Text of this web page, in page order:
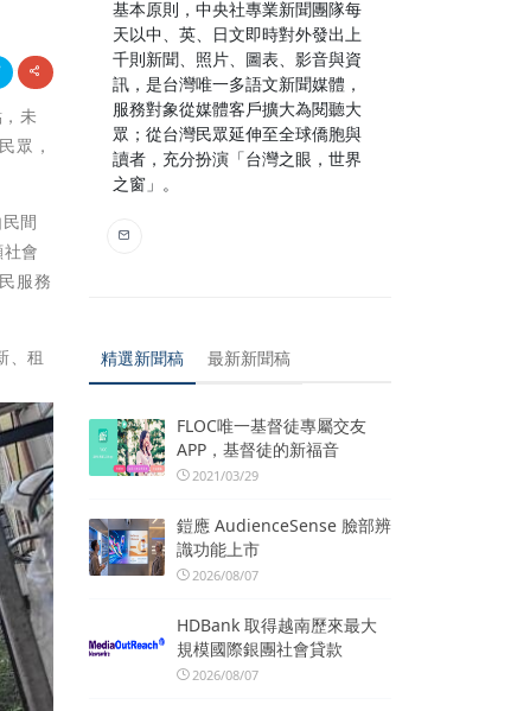
未
眾，
間
會
服務
、租
基本原則，中央社專業新聞團隊每
天以中、英、日文即時對外發出上
千則新聞、照片、圖表、影音與資
訊，是台灣唯一多語文新聞媒體，
服務對象從媒體客戶擴大為閱聽大
眾；從台灣民眾延伸至全球僑胞與
讀者，充分扮演「台灣之眼，世界
之窗」。
精選新聞稿 最新新聞稿
FLOC唯一基督徒專屬交友
APP，基督徒的新福音
2021/03/29
鎧應 AudienceSense 臉部辨
識功能上市
2026/08/07
HDBank 取得越南歷來最大
規模國際銀團社會貸款
2026/08/07